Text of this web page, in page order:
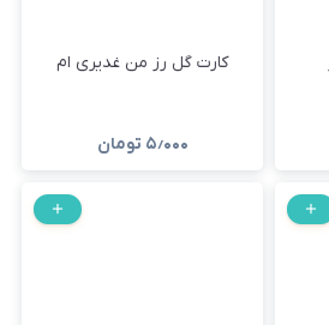
کارت گل رز من غدیری ام
۵٫۰۰۰ تومان